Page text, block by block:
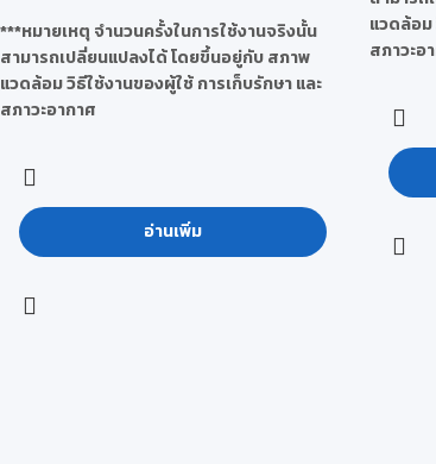
***หมายเหตุ จำนวนครั้งในการใช้งานจริงนั้น
สามารถเปลี่ยนแปลงได้ โดยขึ้นอยู่กับ สภาพ
แวดล้อม วิธีใช้งานของผู้ใช้ การเก็บรักษา และ
สภาวะอากาศ
อ่านเพิ่ม
แวดล้อม
สภาวะอ